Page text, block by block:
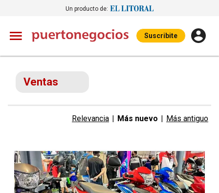
Un producto de:
Suscribite
Ventas
Relevancia | Más nuevo | Más antiguo